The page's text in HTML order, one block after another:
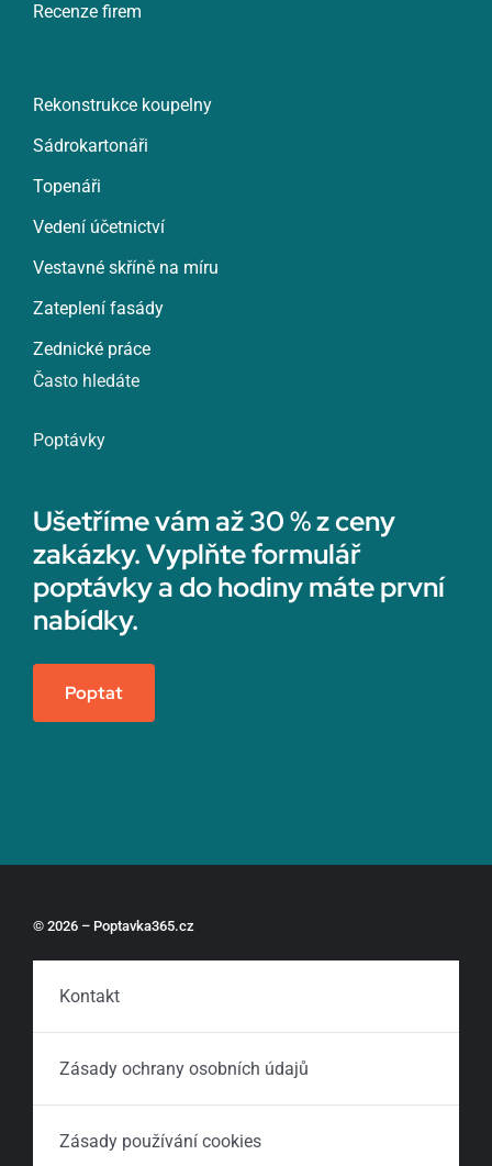
Recenze firem
Rekonstrukce koupelny
Sádrokartonáři
Topenáři
Vedení účetnictví
Vestavné skříně na míru
Zateplení fasády
Zednické práce
Často hledáte
Poptávky
Ušetříme vám až 30 % z ceny
zakázky. Vyplňte formulář
poptávky a do hodiny máte první
nabídky.
Poptat
© 2026 – Poptavka365.cz
Kontakt
Zásady ochrany osobních údajů
Zásady používání cookies